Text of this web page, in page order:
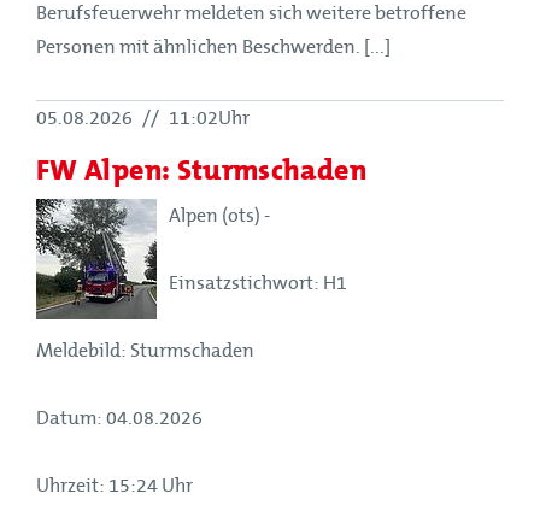
Berufsfeuerwehr meldeten sich weitere betroffene
Personen mit ähnlichen Beschwerden. [...]
05.08.2026 // 11:02Uhr
FW Alpen: Sturmschaden
Alpen (ots) -
Einsatzstichwort: H1
Meldebild: Sturmschaden
Datum: 04.08.2026
Uhrzeit: 15:24 Uhr